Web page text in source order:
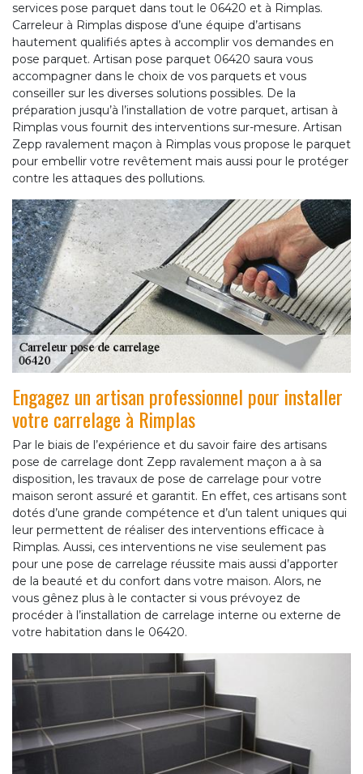
services pose parquet dans tout le 06420 et à Rimplas.
Carreleur à Rimplas dispose d’une équipe d’artisans
hautement qualifiés aptes à accomplir vos demandes en
pose parquet. Artisan pose parquet 06420 saura vous
accompagner dans le choix de vos parquets et vous
conseiller sur les diverses solutions possibles. De la
préparation jusqu’à l’installation de votre parquet, artisan à
Rimplas vous fournit des interventions sur-mesure. Artisan
Zepp ravalement maçon à Rimplas vous propose le parquet
pour embellir votre revêtement mais aussi pour le protéger
contre les attaques des pollutions.
Engagez un artisan professionnel pour installer
votre carrelage à Rimplas
Par le biais de l’expérience et du savoir faire des artisans
pose de carrelage dont Zepp ravalement maçon a à sa
disposition, les travaux de pose de carrelage pour votre
maison seront assuré et garantit. En effet, ces artisans sont
dotés d’une grande compétence et d’un talent uniques qui
leur permettent de réaliser des interventions efficace à
Rimplas. Aussi, ces interventions ne vise seulement pas
pour une pose de carrelage réussite mais aussi d’apporter
de la beauté et du confort dans votre maison. Alors, ne
vous gênez plus à le contacter si vous prévoyez de
procéder à l’installation de carrelage interne ou externe de
votre habitation dans le 06420.